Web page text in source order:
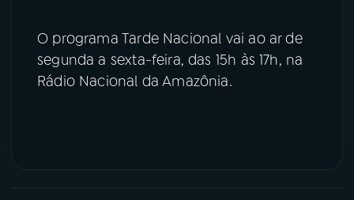
O programa Tarde Nacional vai ao ar de
segunda a sexta-feira, das 15h às 17h, na
Rádio Nacional da Amazônia.